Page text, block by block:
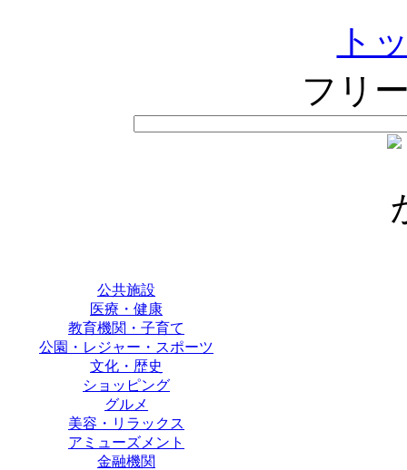
ト
フリ
公共施設
医療・健康
教育機関・子育て
公園・レジャー・スポーツ
文化・歴史
ショッピング
グルメ
美容・リラックス
アミューズメント
金融機関